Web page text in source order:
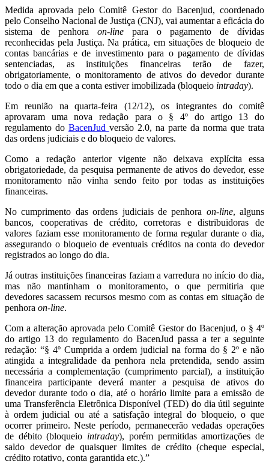
Medida aprovada pelo Comitê Gestor do Bacenjud, coordenado
pelo Conselho Nacional de Justiça (CNJ), vai aumentar a eficácia do
sistema de penhora on-line para o pagamento de dívidas
reconhecidas pela Justiça. Na prática, em situações de bloqueio de
contas bancárias e de investimento para o pagamento de dívidas
sentenciadas, as instituições financeiras terão de fazer,
obrigatoriamente, o monitoramento de ativos do devedor durante
todo o dia em que a conta estiver imobilizada (bloqueio intraday).
Em reunião na quarta-feira (12/12), os integrantes do comitê
aprovaram uma nova redação para o § 4º do artigo 13 do
regulamento do BacenJud versão 2.0, na parte da norma que trata
das ordens judiciais e do bloqueio de valores.
Como a redação anterior vigente não deixava explícita essa
obrigatoriedade, da pesquisa permanente de ativos do devedor, esse
monitoramento não vinha sendo feito por todas as instituições
financeiras.
No cumprimento das ordens judiciais de penhora on-line, alguns
bancos, cooperativas de crédito, corretoras e distribuidoras de
valores faziam esse monitoramento de forma regular durante o dia,
assegurando o bloqueio de eventuais créditos na conta do devedor
registrados ao longo do dia.
Já outras instituições financeiras faziam a varredura no início do dia,
mas não mantinham o monitoramento, o que permitiria que
devedores sacassem recursos mesmo com as contas em situação de
penhora on-line.
Com a alteração aprovada pelo Comitê Gestor do Bacenjud, o § 4º
do artigo 13 do regulamento do BacenJud passa a ter a seguinte
redação: “§ 4º Cumprida a ordem judicial na forma do § 2º e não
atingida a integralidade da penhora nela pretendida, sendo assim
necessária a complementação (cumprimento parcial), a instituição
financeira participante deverá manter a pesquisa de ativos do
devedor durante todo o dia, até o horário limite para a emissão de
uma Transferência Eletrônica Disponível (TED) do dia útil seguinte
à ordem judicial ou até a satisfação integral do bloqueio, o que
ocorrer primeiro. Neste período, permanecerão vedadas operações
de débito (bloqueio intraday), porém permitidas amortizações de
saldo devedor de quaisquer limites de crédito (cheque especial,
crédito rotativo, conta garantida etc.).”